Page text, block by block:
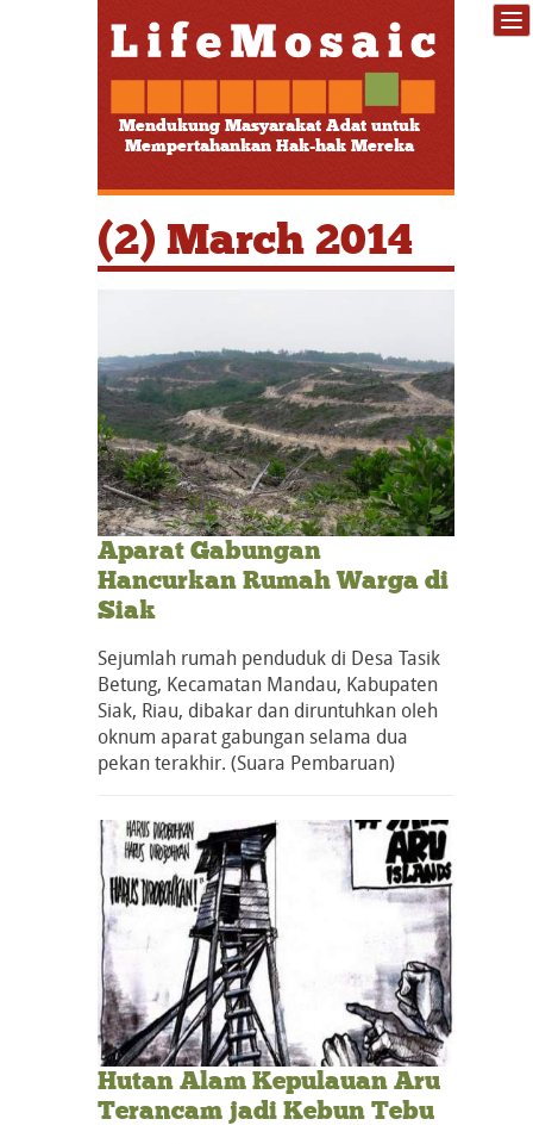
Mendukung Masyarakat Adat untuk
Mempertahankan Hak-hak Mereka
(2) March 2014
Aparat Gabungan
Hancurkan Rumah Warga di
Siak
Sejumlah rumah penduduk di Desa Tasik
Betung, Kecamatan Mandau, Kabupaten
Siak, Riau, dibakar dan diruntuhkan oleh
oknum aparat gabungan selama dua
pekan terakhir. (Suara Pembaruan)
Hutan Alam Kepulauan Aru
Terancam jadi Kebun Tebu